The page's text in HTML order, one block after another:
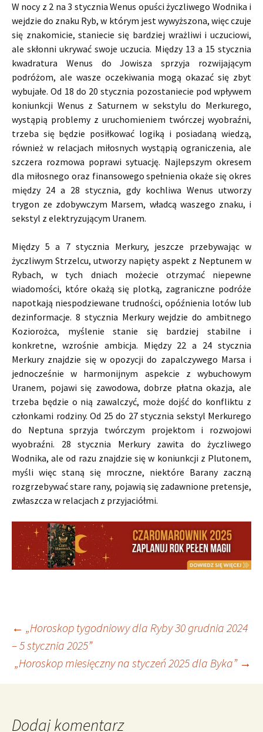
W nocy z 2 na 3 stycznia Wenus opuści życzliwego Wodnika i
wejdzie do znaku Ryb, w którym jest wywyższona, więc czuje
się znakomicie, staniecie się bardziej wrażliwi i uczuciowi,
ale skłonni ukrywać swoje uczucia. Między 13 a 15 stycznia
kwadratura Wenus do Jowisza sprzyja rozwijającym
podróżom, ale wasze oczekiwania mogą okazać się zbyt
wybujałe. Od 18 do 20 stycznia pozostaniecie pod wpływem
koniunkcji Wenus z Saturnem w sekstylu do Merkurego,
wystąpią problemy z uruchomieniem twórczej wyobraźni,
trzeba się będzie posiłkować logiką i posiadaną wiedzą,
również w relacjach miłosnych wystąpią ograniczenia, ale
szczera rozmowa poprawi sytuację. Najlepszym okresem
dla miłosnego oraz finansowego spełnienia okaże się okres
między 24 a 28 stycznia, gdy kochliwa Wenus utworzy
trygon ze zdobywczym Marsem, władcą waszego znaku, i
sekstyl z elektryzującym Uranem.
Między 5 a 7 stycznia Merkury, jeszcze przebywając w
życzliwym Strzelcu, utworzy napięty aspekt z Neptunem w
Rybach, w tych dniach możecie otrzymać niepewne
wiadomości, które okażą się plotką, zagraniczne podróże
napotkają niespodziewane trudności, opóźnienia lotów lub
dezinformacje. 8 stycznia Merkury wejdzie do ambitnego
Koziorożca, myślenie stanie się bardziej stabilne i
konkretne, wzrośnie ambicja. Między 22 a 24 stycznia
Merkury znajdzie się w opozycji do zapalczywego Marsa i
jednocześnie w harmonijnym aspekcie z wybuchowym
Uranem, pojawi się zawodowa, dobrze płatna okazja, ale
trzeba będzie o nią zawalczyć, może dojść do konfliktu z
członkami rodziny. Od 25 do 27 stycznia sekstyl Merkurego
do Neptuna sprzyja twórczym projektom i rozwojowi
wyobraźni. 28 stycznia Merkury zawita do życzliwego
Wodnika, ale od razu znajdzie się w koniunkcji z Plutonem,
myśli więc staną się mroczne, niektóre Barany zaczną
rozgrzebywać stare rany, pojawią się zadawnione pretensje,
zwłaszcza w relacjach z przyjaciółmi.
Nawigacja
wpisu
← „Horoskop tygodniowy dla Ryby 30 grudnia 2024
– 5 stycznia 2025”
„Horoskop miesięczny na styczeń 2025 dla Byka” →
Dodaj komentarz